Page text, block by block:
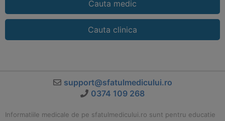
Cauta medic
Cauta clinica
support@sfatulmedicului.ro
0374 109 268
Informatiile medicale de pe sfatulmedicului.ro sunt pentru educatie